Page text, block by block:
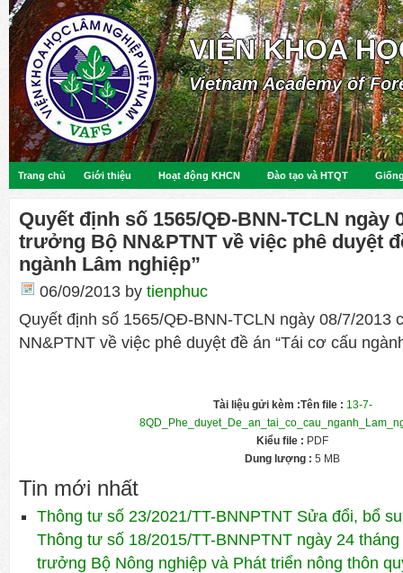
VIỆN KHOA
Vietnam Academy of
Trang chủ Giới thiệu Hoạt động KHCN Đào tạo và HTQT
Quyết định số 1565/QĐ-BNN-TCLN ngày
trưởng Bộ NN&PTNT về việc phê duyệt
ngành Lâm nghiệp”
06/09/2013 by tienphuc
Quyết định số 1565/QĐ-BNN-TCLN ngày 08/7/2013
NN&PTNT về việc phê duyệt đề án “Tái cơ cấu
Tài liệu gửi kèm :Tên file : 13-7-
Kiểu file : PDF
Dung lượng : 5 MB
Tin mới nhất
Thông tư số 23/2021/TT-BNNPTNT Sửa đổi, bổ
Thông tư số 18/2015/TT-BNNPTNT ngày 24
trưởng Bộ Nông nghiệp và Phát triển nông thôn